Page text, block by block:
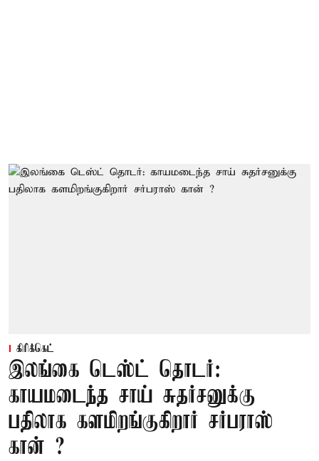
கிரிக்கெட்
இலங்கை டெஸ்ட் தொடர்:
காயமடைந்த சாய் சுதர்சனுக்கு
பதிலாக களமிறங்குகிறார் சர்பராஸ்
கான் ?